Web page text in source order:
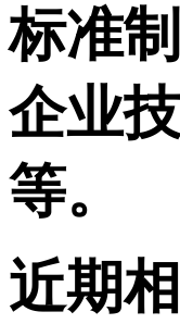
标准
企业
等。
近期